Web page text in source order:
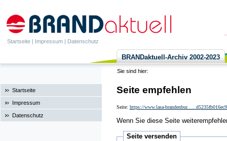
Startseite | Impressum | Datenschutz
BRANDaktuell-Archiv 2002-2023
Sie sind hier:
Startseite
Impressum
Datenschutz
Seite empfehlen
Seite: https://www.lasa-
Wenn Sie diese Seite
Seite versenden